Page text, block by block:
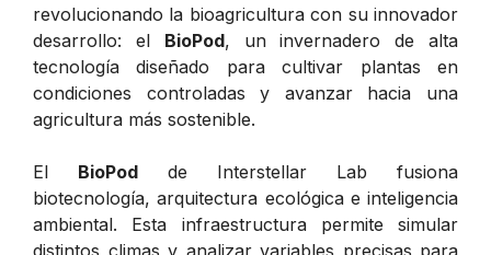
revolucionando la bioagricultura con su innovador
desarrollo: el BioPod, un invernadero de alta
tecnología diseñado para cultivar plantas en
condiciones controladas y avanzar hacia una
agricultura más sostenible.
El BioPod de Interstellar Lab fusiona
biotecnología, arquitectura ecológica e inteligencia
ambiental. Esta infraestructura permite simular
distintos climas y analizar variables precisas para